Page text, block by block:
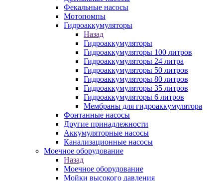
Фекальные насосы
Мотопомпы
Гидроаккумуляторы
Назад
Гидроаккумуляторы
Гидроаккумуляторы 100 литров
Гидроаккумуляторы 24 литра
Гидроаккумуляторы 50 литров
Гидроаккумуляторы 80 литров
Гидроаккумуляторы 35 литров
Гидроаккумуляторы 6 литров
Мембраны для гидроаккумулятора
Фонтанные насосы
Другие принадлежности
Аккумуляторные насосы
Канализационные насосы
Моечное оборудование
Назад
Моечное оборудование
Мойки высокого давления